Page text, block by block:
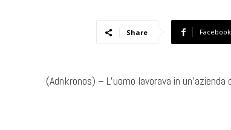
Share Facebook
(Adnkronos) – L’uomo lavorava in un’azienda